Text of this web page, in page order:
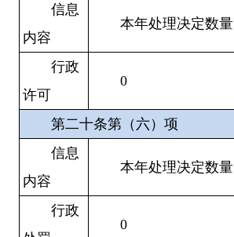
信息
内容
本年处理决定数量
行政
许可
0
第二十条第（六）项
信息
内容
本年处理决定数量
行政
0